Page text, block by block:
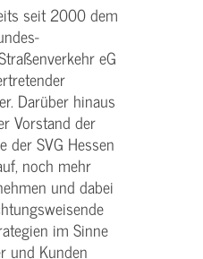
seit 2000 dem
eG
Darüber hinaus
Vorstand der
der SVG Hessen
noch mehr
und dabei
im Sinne
und Kunden